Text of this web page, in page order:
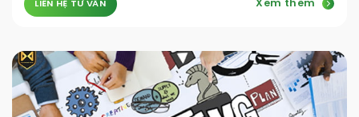
LIÊN HỆ TƯ VẤN Xem thêm